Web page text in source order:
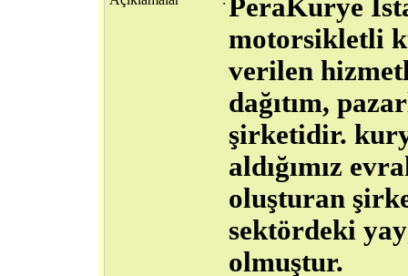
PeraKurye
motorsikletli
verilen
dağıtım,
şirketidir.
aldığımız
oluşturan
sektördeki
olmuştur.